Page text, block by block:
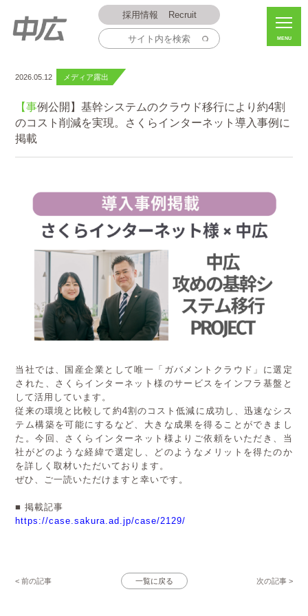
採用情報 Recruit
MENU
2026.05.12 メディア露出
【事例公開】基幹システムのクラウド移行により約4割
のコスト削減を実現。さくらインターネット導入事例に
掲載
当社では、国産企業として唯一「ガバメントクラウド」に選定
された、さくらインターネット様のサービスをインフラ基盤と
して活用しています。
従来の環境と比較して約4割のコスト低減に成功し、迅速なシス
テム構築を可能にするなど、大きな成果を得ることができまし
た。今回、さくらインターネット様よりご依頼をいただき、当
社がどのような経緯で選定し、どのようなメリットを得たのか
を詳しく取材いただいております。
ぜひ、ご一読いただけますと幸いです。
■ 掲載記事
https://case.sakura.ad.jp/case/2129/
一覧に戻る
< 前の記事 次の記事 >